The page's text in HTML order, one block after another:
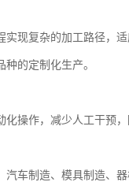
现复杂的加工路径，适
的定制化生产。
操作，减少人工干预，
车制造、模具制造、器